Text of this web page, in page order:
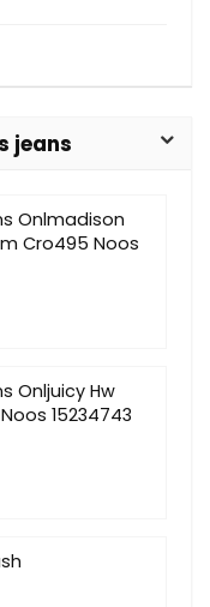
jeans
Onlmadison
Cro495 Noos
Onljuicy Hw
15234743